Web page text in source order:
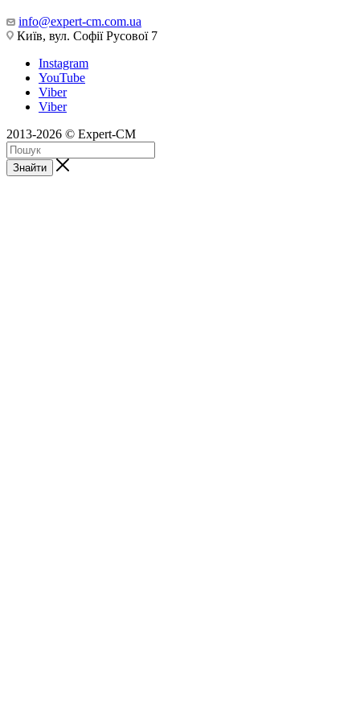
info@expert-cm.com.ua
Київ, вул. Софії Русової 7
Instagram
YouTube
Viber
Viber
2013-2026 © Expert-CM
Знайти